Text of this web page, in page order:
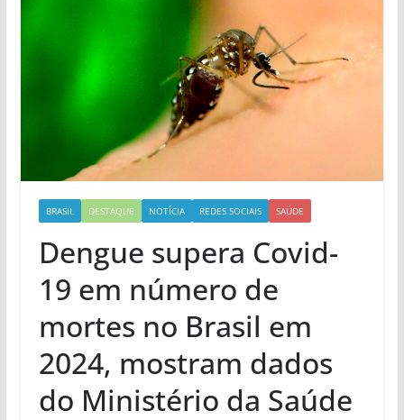
BRASIL DESTAQUE NOTÍCIA REDES SOCIAIS SAÚDE
Dengue supera Covid-
19 em número de
mortes no Brasil em
2024, mostram dados
do Ministério da Saúde